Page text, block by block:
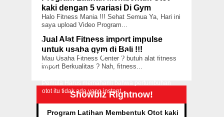
kaki dengan 5 variasi Di Gym
Halo Fitness Mania !!! Sehat Semua Ya, Hari ini
saya upload Video Program...
Jual Alat Fitness import impulse
untuk usaha gym di Bali !!!
Mau Usaha Fitness Center ? butuh alat fitness
import Berkualitas ? Nah, fitness...
Showbiz Rightnow!
Untuk Fitness Pemula Dasar Yang
harus Di Pahami Dalam Pertumbuhan
otot
otot itu tidak ada yang instant...
Program Latihan Membentuk Otot kaki